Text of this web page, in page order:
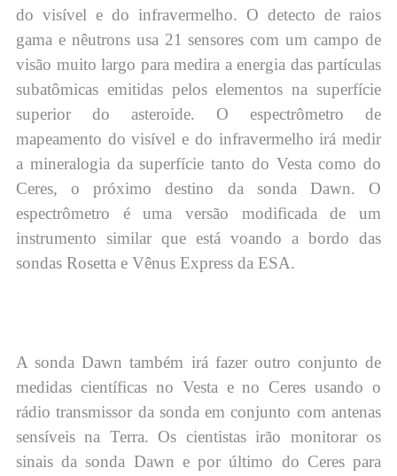
do visível e do infravermelho. O detecto de raios
gama e nêutrons usa 21 sensores com um campo de
visão muito largo para medira a energia das partículas
subatômicas emitidas pelos elementos na superfície
superior do asteroide. O espectrômetro de
mapeamento do visível e do infravermelho irá medir
a mineralogia da superfície tanto do Vesta como do
Ceres, o próximo destino da sonda Dawn. O
espectrômetro é uma versão modificada de um
instrumento similar que está voando a bordo das
sondas Rosetta e Vênus Express da ESA.
A sonda Dawn também irá fazer outro conjunto de
medidas científicas no Vesta e no Ceres usando o
rádio transmissor da sonda em conjunto com antenas
sensíveis na Terra. Os cientistas irão monitorar os
sinais da sonda Dawn e por último do Ceres para